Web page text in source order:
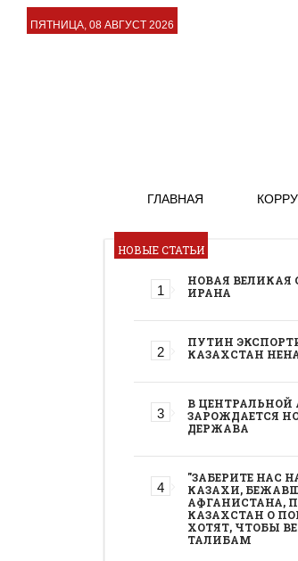
ПЯТНИЦА, 08 АВГУСТ 2026
ГЛАВНАЯ
НОВЫЕ СТАТЬИ
НОВАЯ ВЕЛИКАЯ
ИРАНА
ПУТИН
КАЗАХСТАН
В ЦЕНТРАЛЬНОЙ
ЗАРОЖДАЕТСЯ
ДЕРЖАВА
"ЗАБЕРИТЕ НАС
КАЗАХИ,
АФГАНИСТАНА,
КАЗАХСТАН О
ХОТЯТ, ЧТОБЫ
ТАЛИБАМ